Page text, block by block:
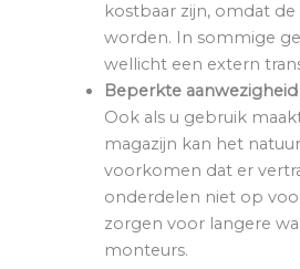
kostbaar zijn, omdat
worden. In sommige
wellicht een extern
Beperkte
Ook als u gebruik
magazijn kan het
voorkomen dat er
onderdelen niet op
zorgen voor langere
monteurs.